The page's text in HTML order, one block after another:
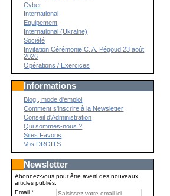
Cyber
International
Equipement
International (Ukraine)
Société
Invitation Cérémonie C. A. Pégoud 23 août
2026
Opérations / Exercices
Informations
Blog , mode d'emploi
Comment s'inscrire à la Newsletter
Conseil d'Administration
Qui sommes-nous ?
Sites Favoris
Vos DROITS
Newsletter
Abonnez-vous pour être averti des nouveaux
articles publiés.
Email